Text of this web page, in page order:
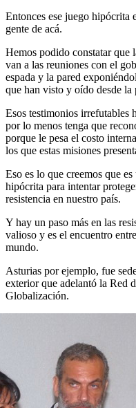
Entonces ese juego hipócrita
gente de acá.
Hemos podido constatar que
van a las reuniones con el
espada y la pared
que han visto y oído desde la
Esos testimonios irrefutables
por lo menos tenga que
porque le pesa el costo
los que estas misiones
Eso es lo que creemos que
hipócrita para intentar
resistencia en nuestro país.
Y hay un paso más en las
valioso y es el encuentro
mundo.
Asturias por ejemplo, fue
exterior que adelantó la Red
Globalización.